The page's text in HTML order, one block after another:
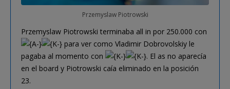
Przemyslaw Piotrowski
Przemyslaw Piotrowski terminaba all in por 250.000 con
para ver como Vladimir Dobrovolskiy le
pagaba al momento con
. El as no aparecía
en el board y Piotrowski caía eliminado en la posición
23.